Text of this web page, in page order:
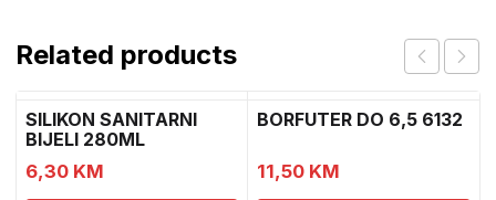
Related products
SILIKON SANITARNI
BIJELI 280ML
6,30 KM
BORFUTER DO 6,5 6132
11,50 KM